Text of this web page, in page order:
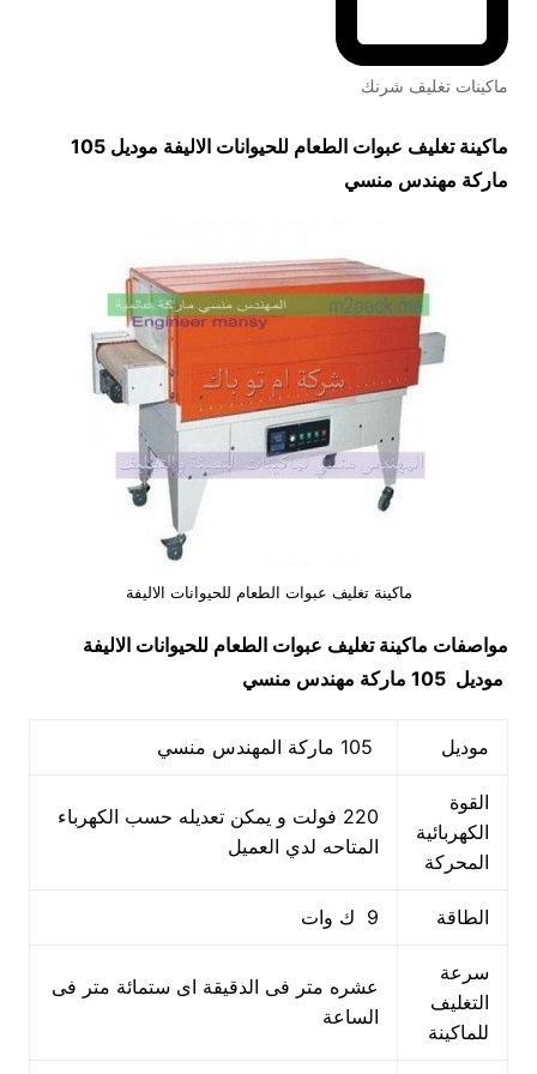
ماكينات تغليف شرنك
ماكينة تغليف عبوات الطعام للحيوانات الاليفة موديل 105
ماركة مهندس منسي
ماكينة تغليف عبوات الطعام للحيوانات الاليفة
مواصفات ماكينة تغليف عبوات الطعام للحيوانات الاليفة
موديل 105 ماركة مهندس منسي
موديل
القوة
الكهربائية
المحركة
220 فولت و يمكن تعديله حسب الكهرباء
المتاحه لدي العميل
الطاقة 9 ك وات
سرعة
التغليف
للماكينة
عشره متر فى الدقيقة اى ستمائة متر فى
الساعة